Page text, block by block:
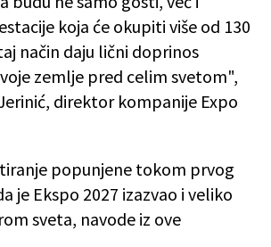
koja će okupiti više od 130
način daju lični doprinos
zemlje pred celim svetom",
direktor kompanije Expo
popunjene tokom prvog
je Ekspo 2027 izazvao i veliko
sveta, navode iz ove